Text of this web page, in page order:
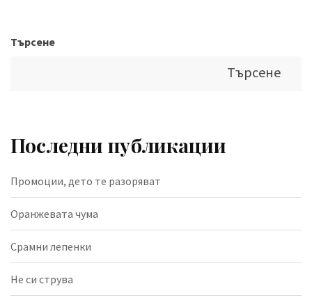
Търсене
Търсене
Последни публикации
Промоции, дето те разоряват
Оранжевата чума
Срамни лепенки
Не си струва